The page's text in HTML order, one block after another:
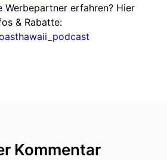
Werbepartner erfahren? Hier
& Rabatte:
Kommentar